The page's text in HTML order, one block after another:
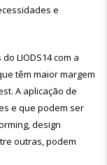
e
LIODS14 com a
têm maior margem
A aplicação de
e que podem ser
design
outras, podem